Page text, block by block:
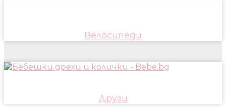
Велосипеди
Други